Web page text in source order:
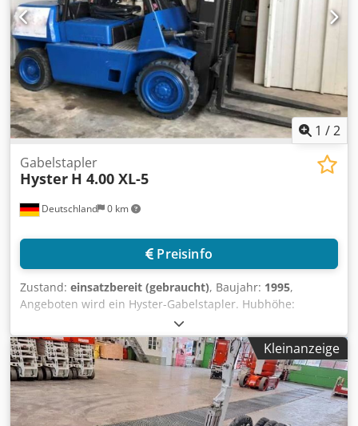
1 /2
Deutschland 0 km
Gabelstapler
Hyster H 4.00 XL-5
Preisinfo
Zustand: einsatzbereit (gebraucht), Baujahr: 1995,
Angeboten wird ein Hyster-Gabelstapler. Hubhöhe:
5250mm, Spurbreite: 1130mm, Nutzlast: 4000kg,
Gabellänge: 1250mm, Gabelträger-/Anbaugerätebreite: ca.
1220mm, Motorleistung: 65kW. Abmessungen: X/Y/Z:
4150mm/1380mm/2440mm, Gewicht: ca. 5880kg. Eine
Besichtigung vor Ort ist möglich. Crjdpfx Asznc N Iocbef
Kleinanzeige